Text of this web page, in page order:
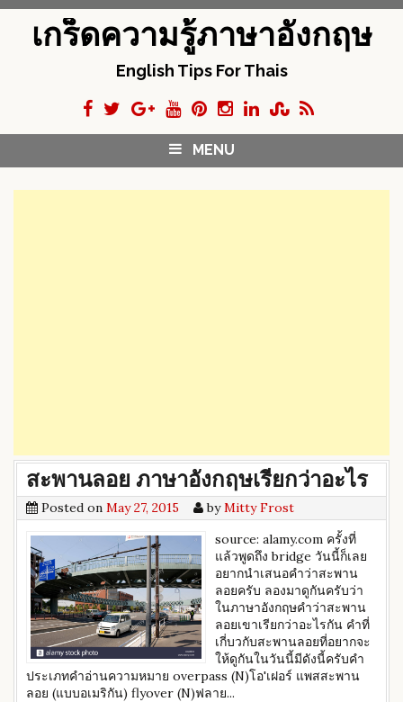
c
เกร็ดความรู้ภาษาอังกฤษ
English Tips For Thais
MENU
สะพานลอย ภาษาอังกฤษเรียกว่าอะไร
Posted on May 27, 2015 byMitty Frost
source: alamy.com ครั้งที่
แล้วพูดถึง bridge วันนี้ก็เลย
อยากนำเสนอคำว่าสะพาน
ลอยครับ ลองมาดูกันครับว่า
ในภาษาอังกฤษคำว่าสะพาน
ลอยเขาเรียกว่าอะไรกัน คำที่
เกี่บวกับสะพานลอยที่อยากจะ
ให้ดูกันในวันนี้มีดังนี้ครับ ​คำ
ประเภทคำอ่านความหมาย overpass (N)โอ'เฝอร์ แพสสะพาน
ลอย (แบบอเมริกัน) flyover (N)ฟลาย...